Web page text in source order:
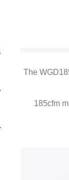
The
185cfm